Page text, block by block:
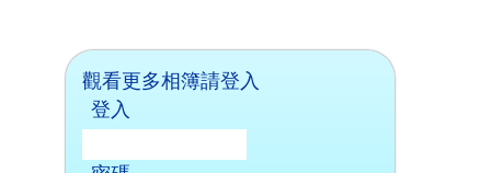
觀看更多相簿請登入
登入